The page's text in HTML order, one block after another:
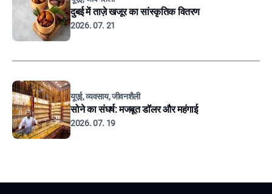
दुबई में ताज़े खजूर का सांस्कृतिक वितरण
2026. 07. 21
यूएई, व्यवसाय, जीवनशैली
सोने का संघर्ष: मजबूत डॉलर और महंगाई
2026. 07. 19